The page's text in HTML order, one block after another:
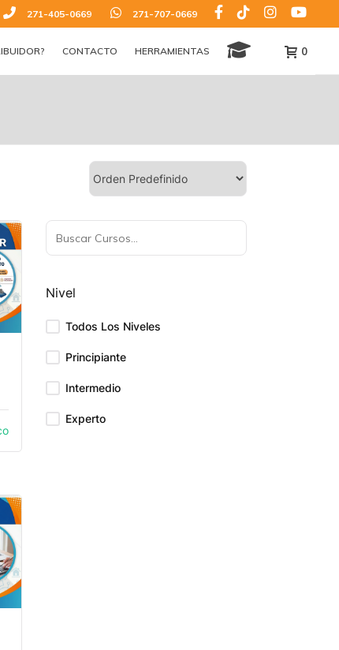
271-405-0669 271-707-0669
CONTACTO HERRAMIENTAS 0
Nivel
Todos Los Niveles
Principiante
Intermedio
Experto